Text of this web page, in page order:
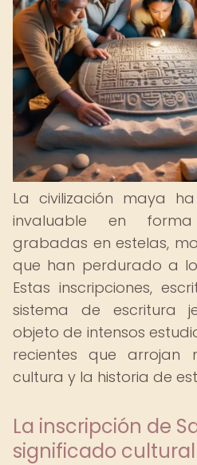
La civilización maya
invaluable en
grabadas en estelas,
que han perdurado a
Estas inscripciones,
sistema de escritura
objeto de intensos
recientes que arrojan
cultura y la historia de
La inscripción de
significado cultural